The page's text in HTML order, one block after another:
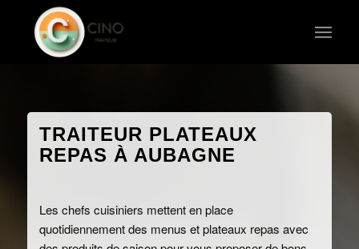
TRAITEUR PLATEAUX
REPAS À AUBAGNE
Les chefs cuisiniers mettent en place
quotidiennement des menus et plateaux repas avec